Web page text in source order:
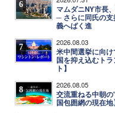
6
マムダニNY市長
─ さらに同氏の
義へばく進
7 2026.08.03
米中間選挙に向
国を抑え込むト
ト】
8 2026.08.05
交流重ねる中朝
国包囲網の現在地